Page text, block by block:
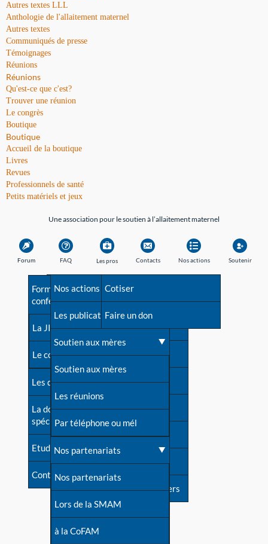
Autres textes LLL
Anthologie de l'allaitement maternel
Autres textes
Communiqués de presse
Témoignages
Réunions
Réunions
Qu'est-ce que c'est?
Trouver une réunion
Le congrès
Boutique
Boutique
Accueil de la boutique
Livres
Revues
Professionnels de santé
Petits matériels et jeux
Une association pour le soutien à l’allaitement maternel
Forum FAQ
Avant la naissance
Les débuts
Une difficulté d'allaitement ?
Cas particuliers
Mythes et vérités
Devenir animatrice ?
Une question sur le site
Les pros
Formations et
conférences
La JIA
Le congrès
Les dossiers de l'allaitement
La documentation
spécialisée
Etudes récentes
Contact
Contacts
Besoin d'aide?
Répertoire de tous les
contacts
Contact presse
Dossier de presse
Soutenir LLL
Livre d'or
Forum
S'inscrire à nos newsletters
Nos actions
Nos actions
Les publications
Soutien aux mères
Soutien aux mères
Les réunions
Par téléphone ou mél
Nos partenariats
Nos partenariats
Lors de la SMAM
à la CoFAM
Soutenir
Cotiser
Faire un don